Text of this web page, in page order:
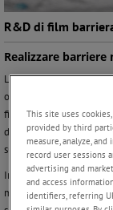
i
g
a
t
R&D di film
Realizzare
La ricerca e sviluppo
ogni livello di
film microforati dei
diffusione del vostro
superare quando si
In AMETEK MOCON,
materiali barriere più
This site uses
provided by third
measure, analyze,
record user sessions
advertising and
and access
identifiers, referring